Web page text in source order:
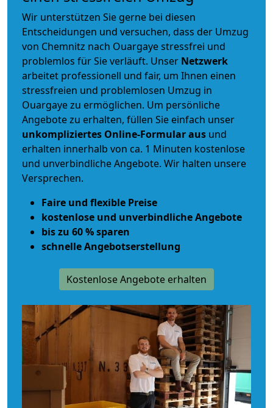
Wir unterstützen Sie gerne bei diesen
Entscheidungen und versuchen, dass der Umzug
von Chemnitz nach Ouargaye stressfrei und
problemlos für Sie verläuft. Unser Netzwerk
arbeitet professionell und fair, um Ihnen einen
stressfreien und problemlosen Umzug in
Ouargaye zu ermöglichen. Um persönliche
Angebote zu erhalten, füllen Sie einfach unser
unkompliziertes Online-Formular aus und
erhalten innerhalb von ca. 1 Minuten kostenlose
und unverbindliche Angebote. Wir halten unsere
Versprechen.
Faire und flexible Preise
kostenlose und unverbindliche Angebote
bis zu 60 % sparen
schnelle Angebotserstellung
Kostenlose Angebote erhalten